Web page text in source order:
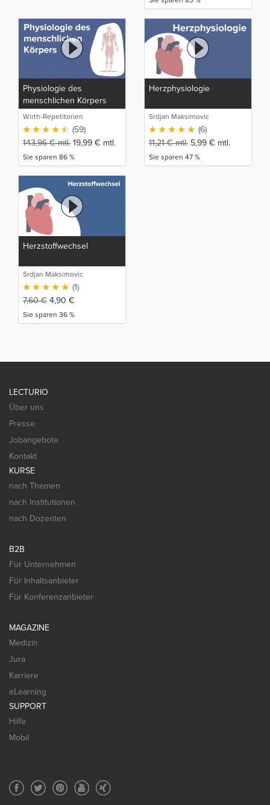
Physiologie des
menschlichen Körpers
Wirth-Repetitorien
(59)
143,96€mtl. 19,99 € mtl.
Sie sparen 86 %
Herzphysiologie
Srdjan Maksimovic
(6)
11,21€mtl. 5,99 € mtl.
Sie sparen 47 %
Herzstoffwechsel
Srdjan Maksimovic
(1)
7,60€ 4,90 €
Sie sparen 36 %
LECTURIO
Über uns
Presse
Jobangebote
Kontakt
KURSE
nach Themen
nach Institutionen
nach Dozenten
B2B
Für Unternehmen
Für Inhaltsanbieter
Für Konferenzanbieter
MAGAZINE
Medizin
Jura
Karriere
eLearning
SUPPORT
Hilfe
Mobil